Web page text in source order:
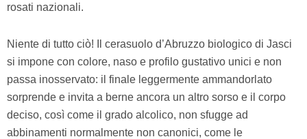
rosati nazionali.
Niente di tutto ciò! Il cerasuolo d’Abruzzo biologico di Jasci
si impone con colore, naso e profilo gustativo unici e non
passa inosservato: il finale leggermente ammandorlato
sorprende e invita a berne ancora un altro sorso e il corpo
deciso, così come il grado alcolico, non sfugge ad
abbinamenti normalmente non canonici, come le